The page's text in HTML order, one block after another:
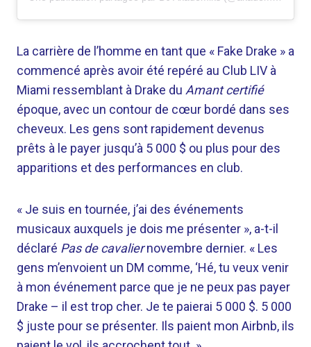
La carrière de l’homme en tant que « Fake Drake » a
commencé après avoir été repéré au Club LIV à
Miami ressemblant à Drake du Amant certifié
époque, avec un contour de cœur bordé dans ses
cheveux. Les gens sont rapidement devenus
prêts à le payer jusqu’à 5 000 $ ou plus pour des
apparitions et des performances en club.
« Je suis en tournée, j’ai des événements
musicaux auxquels je dois me présenter », a-t-il
déclaré Pas de cavaliernovembre dernier. « Les
gens m’envoient un DM comme, ‘Hé, tu veux venir
à mon événement parce que je ne peux pas payer
Drake – il est trop cher. Je te paierai 5 000 $. 5 000
$ juste pour se présenter. Ils paient mon Airbnb, ils